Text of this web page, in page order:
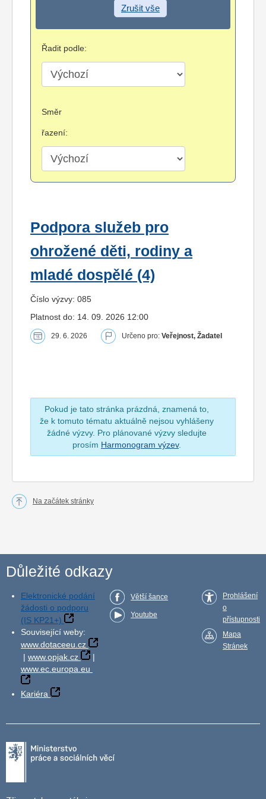
Zrušit vše
Řadit podle:
Směr
řazení:
Podpora služeb pro
ohrožené děti, rodiny a
mladé dospělé (4)
Číslo výzvy: 085
Platnost do: 14. 09. 2026 12:00
29. 6. 2026 Určeno pro: Veřejnost, Žadatel
Pokud je tato stránka prázdná, znamená to,
že k tomuto tématu aktuálně nejsou vyhlášeny
žádné výzvy. Pro plánované výzvy sledujte
prosím Harmonogram výzev.
Na začátek stránky
Důležité odkazy
Elektronické podání
žádosti o podporu
(IS KP21+)
Související weby:
www.dotaceeu.cz
| www.opjak.cz
|
www.ec.europa.eu
Kariéra
Větší šance
Youtube
Prohlášení
o
přístupnosti
Mapa
Stránek